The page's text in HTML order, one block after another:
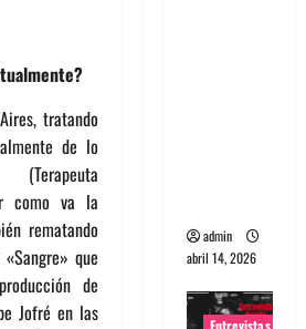
tratando
de lo
como va la
rematando
que
de
Jofré en las
admin
abril 14, 2026
Entrevistas